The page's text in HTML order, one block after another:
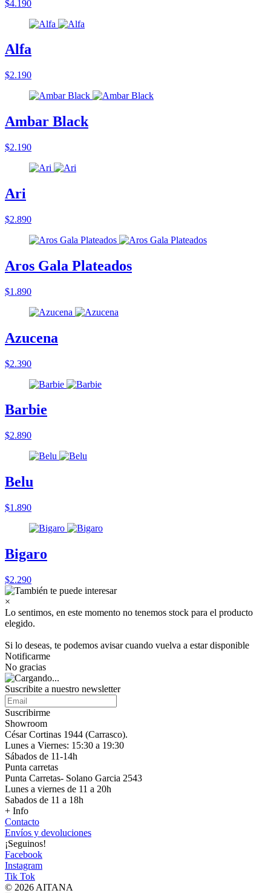
$4.190
Alfa
$2.190
Ambar Black
$2.190
Ari
$2.890
Aros Gala Plateados
$1.890
Azucena
$2.390
Barbie
$2.890
Belu
$1.890
Bigaro
$2.290
×
Lo sentimos, en este momento no tenemos stock para el producto
elegido.
Si lo deseas, te podemos avisar cuando vuelva a estar disponible
Notificarme
No gracias
Suscribite a nuestro newsletter
Suscribirme
Showroom
César Cortinas 1944 (Carrasco).
Lunes a Viernes: 15:30 a 19:30
Sábados de 11-14h
Punta carretas
Punta Carretas- Solano Garcia 2543
Lunes a viernes de 11 a 20h
Sabados de 11 a 18h
+ Info
Contacto
Envíos y devoluciones
¡Seguinos!
Facebook
Instagram
Tik Tok
© 2026 AITANA